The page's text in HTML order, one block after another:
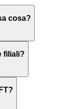
cosa?
Paesi.
ed è una
filiali?
utilizzano